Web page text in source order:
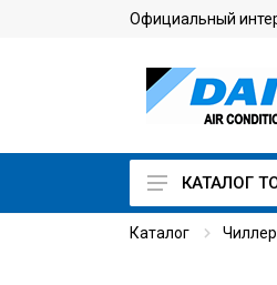
Официальный
КАТАЛОГ
Каталог